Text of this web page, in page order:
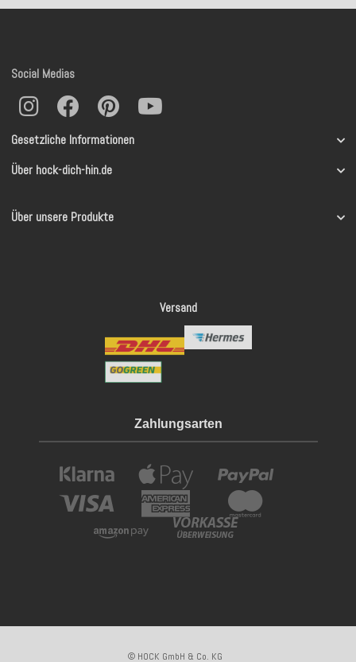
Gesetzliche Informationen
Über hock-dich-hin.de
Über unsere Produkte
Social Medias
Versand
Zahlungsarten
© HOCK GmbH & Co. KG